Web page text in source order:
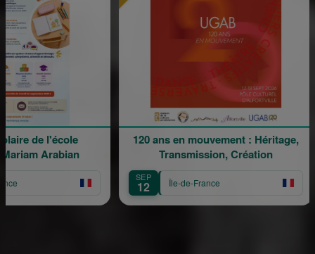
l'école
Arabian
120 ans en mouvement : Héritage,
Transmission, Création
Île-de-France